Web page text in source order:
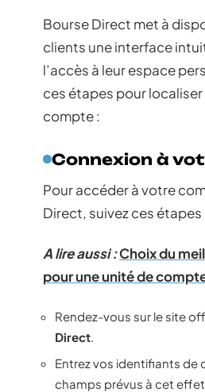
Bourse Direct met à
clients une interface
l’accès à leur espace
ces étapes pour
compte :
Connexion à
Pour accéder à votre
Direct, suivez ces étapes
A lire aussi :Choix du
pour une unité de
Rendez-vous sur le site
Direct
Entrez vos identifiants de
champs prévus à cet